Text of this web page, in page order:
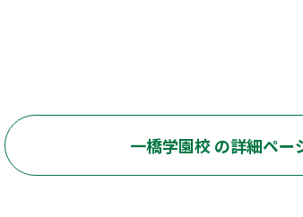
一橋学園校 の詳細ペー